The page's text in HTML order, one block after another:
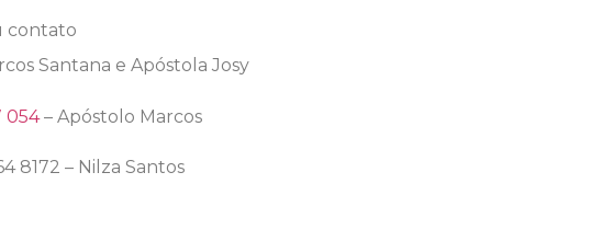
contato
Santana e Apóstola Josy
054– Apóstolo Marcos
8172 – Nilza Santos